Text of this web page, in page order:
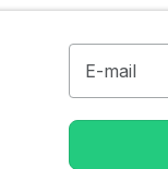
Richelot Lasse
E-mail